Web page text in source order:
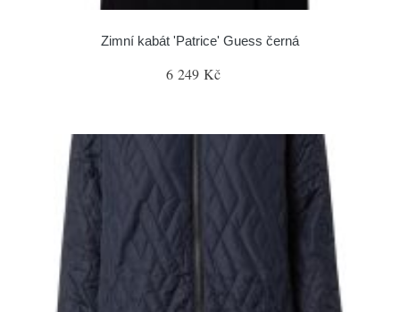
Zimní kabát 'Patrice' Guess černá
6 249 Kč